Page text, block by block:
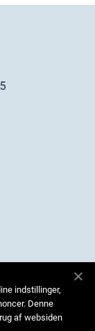
indstillinger,
Denne
af websiden